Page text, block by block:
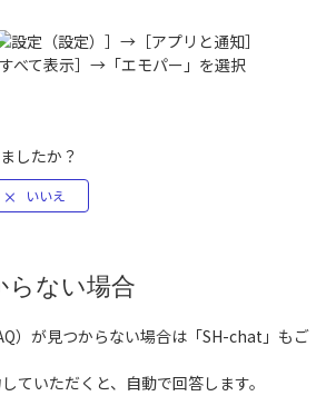
（設定）］→［アプリと通知］
べて表示］→「エモパー」を選択
したか？
らない場合
）が見つからない場合は「SH-chat 」もご
ていただくと、自動で回答します。